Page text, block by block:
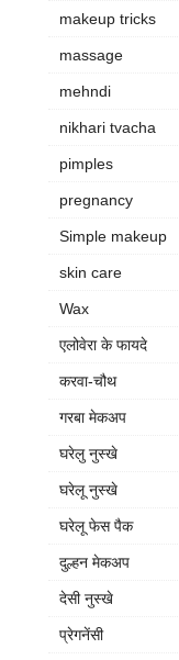
makeup tricks
massage
mehndi
nikhari tvacha
pimples
pregnancy
Simple makeup
skin care
Wax
एलोवेरा के फायदे
करवा-चौथ
गरबा मेकअप
घरेलु नुस्खे
घरेलू नुस्खे
घरेलू फेस पैक
दुल्हन मेकअप
देसी नुस्खे
प्रेगनेंसी